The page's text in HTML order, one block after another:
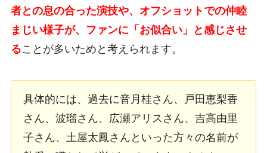
者との息の合った演技や、オフショットでの仲睦
まじい様子が、ファンに「お似合い」と感じさせ
ることが多いためと考えられます。
具体的には、過去に音月桂さん、戸田恵梨香
さん、波瑠さん、広瀬アリスさん、吉高由里
子さん、土屋太鳳さんといった方々の名前が